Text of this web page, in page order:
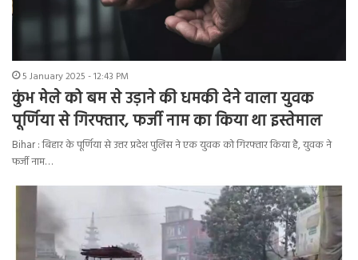
5 January 2025 - 12:43 PM
कुंभ मेले को बम से उड़ाने की धमकी देने वाला युवक
पूर्णिया से गिरफ्तार, फर्जी नाम का किया था इस्तेमाल
Bihar : बिहार के पूर्णिया से उत्तर प्रदेश पुलिस ने एक युवक को गिरफ्तार किया है, युवक ने
फर्जी नाम…